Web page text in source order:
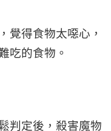
覺得食物太噁心，
吃的食物。
判定後，殺害魔物